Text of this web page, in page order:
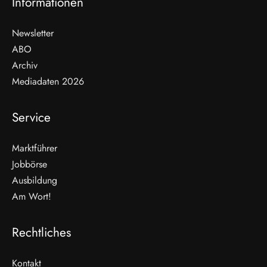
Newsletter
ABO
Archiv
Mediadaten 2026
Service
Marktführer
Jobbörse
Ausbildung
Am Wort!
Rechtliches
Kontakt